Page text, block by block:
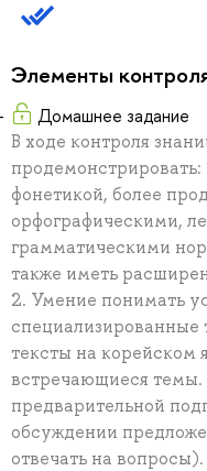
Элементы
Домашнее задание
В ходе контроля
фонетикой, более
орфографическими,
грамматическими
также иметь
2. Умение понимать
специализированные
тексты на корейском
встречающиеся
предварительной
обсуждении
отвечать на